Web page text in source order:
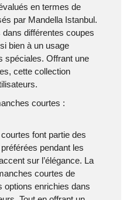
en termes de
par Mandella Istanbul.
différentes coupes
bien à un usage
spéciales. Offrant une
cette collection
courtes :
font partie des
pendant les
sur l’élégance. La
courtes de
options enrichies dans